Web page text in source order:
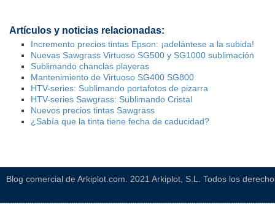
Artículos y noticias relacionadas:
Incremento precios tintas Epson: ¡adelántese a la subida!
Nuevas Sawgrass Virtuoso SG500 y SG1000 sublimación
Sublimando chanclas playeras
Mantenimiento de Virtuoso SG400 SG800
HTV-series: Sublimando portafotos de pizarra
HTV-series Sawgrass: Sublimando Cristal
Nuevos precios tintas Sawgrass
¿Sabía que la tinta tiene fecha de caducidad?
Blog comercial de Arkiplot.com. 2021 Arkiplot, S.L. Todos los